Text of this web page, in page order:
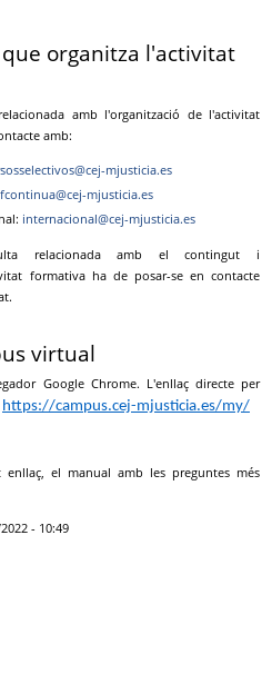
organitza l'activitat
amb l'organització de l'activitat
amb:
mjusticia.es
fcontinua@cej-mjusticia.es
internacional@cej-mjusticia.es
relacionada amb el contingut i
formativa ha de posar-se en contacte
virtual
Google Chrome. L'enllaç directe per
https://campus.cej-mjusticia.es/my/
el manual amb les preguntes més
- 10:49